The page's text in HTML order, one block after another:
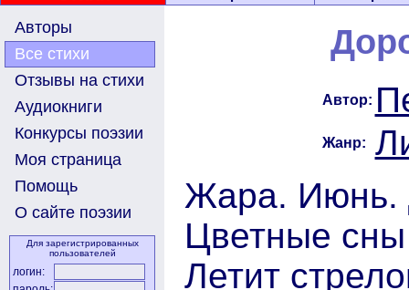
Авторы
Все стихи
Отзывы на стихи
Аудиокниги
Конкурсы поэзии
Моя страница
Помощь
О сайте поэзии
Для зарегистрированных
пользователей
логин:
Автор:
Жанр:
Жара. Июнь.
Цветные
Летит